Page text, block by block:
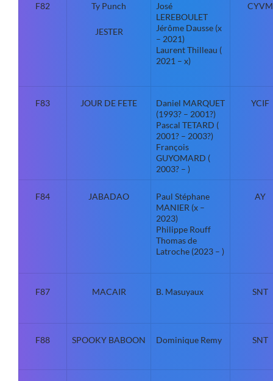
F82 Ty Punch
JESTER
José
LEREBOULET
Jérôme Dausse (x
– 2021)
Laurent Thilleau (
2021 – x)
CYVM
F83 JOUR DE FETE
Daniel MARQUET
(1993? – 2001?)
Pascal TETARD (
2001? – 2003?)
François
GUYOMARD (
2003? – )
YCIF
F84 JABADAO
Paul Stéphane
MANIER (x –
2023)
Philippe Rouff
Thomas de
Latroche (2023 – )
AY
F87 MACAIR B. Masuyaux SNT
F88 SPOOKY BABOON Dominique Remy SNT